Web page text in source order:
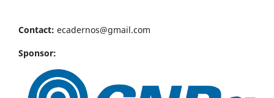
Contact: ecadernos@gmail.com
Sponsor: